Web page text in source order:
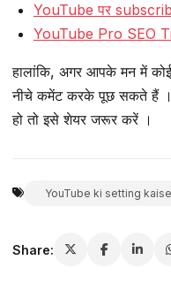
YouTube पर
YouTube Pro SEO
हालांकि, अगर आपके मन में
नीचे कमेंट करके पूछ सकते हैं
हो तो इसे शेयर जरूर करें ।
YouTube ki setting
Share: